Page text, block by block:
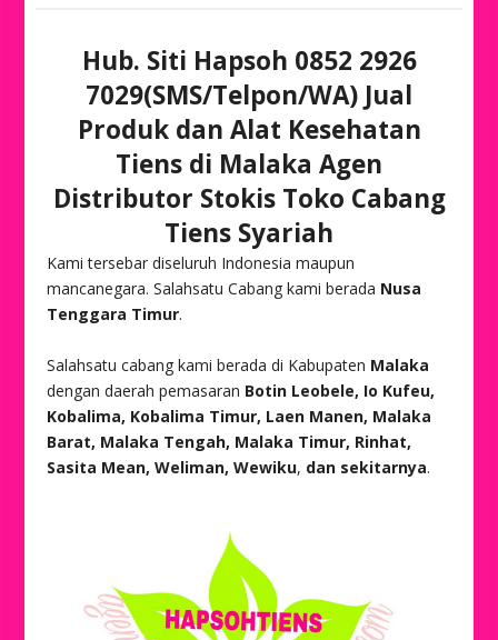
Hub. Siti Hapsoh 0852 2926
7029(SMS/Telpon/WA) Jual
Produk dan Alat Kesehatan
Tiens di Malaka Agen
Distributor Stokis Toko Cabang
Tiens Syariah
Kami tersebar diseluruh Indonesia maupun
mancanegara. Salahsatu Cabang kami berada Nusa
Tenggara Timur.
Salahsatu cabang kami berada di Kabupaten Malaka
dengan daerah pemasaran Botin Leobele, Io Kufeu,
Kobalima, Kobalima Timur, Laen Manen, Malaka
Barat, Malaka Tengah, Malaka Timur, Rinhat,
Sasita Mean, Weliman, Wewiku, dan sekitarnya.